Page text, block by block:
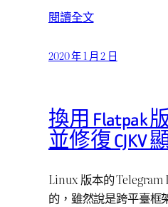
閱讀全文
2020 年 1 月 2 日
換用 Flatpak
並修復 CJKV
Linux 版本的 Telegram
的，雖然說是跨平臺框